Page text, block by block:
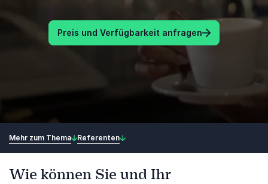
Preis und Verfügbarkeit anfragen
Mehr zum Thema Referenten
Wie können Sie und Ihr